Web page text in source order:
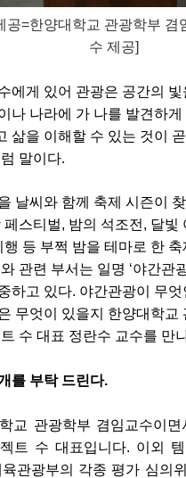
공=한양대학교 관광학부 겸
수 제공]
에게 있어 관광은 공간의
나 나라에 가 나를 발견하게
삶을 이해할 수 있는 것이
말이다.
날씨와 함께 축제 시즌이
페스티벌, 밤의 석조전 , 달빛
행 등 부쩍 밤을 테마로 한
관련 부서는 일명 ‘야간관
하고 있다. 야간관광이 무엇
무엇이 있을지 한양대학교
수 대표 정란수 교수를 만
를 부탁 드린다.
교 관광학부 겸임교수이면
트 수 대표입니다. 이외
육관광부의 각종 평가 심의